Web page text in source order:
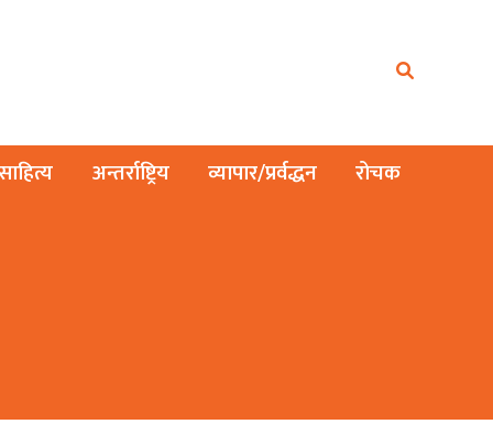
अन्तर्राष्ट्रिय व्यापार/प्रर्वद्धन रोचक